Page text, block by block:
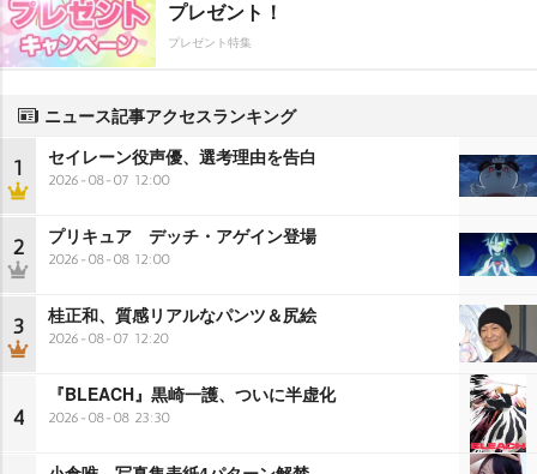
プレゼント！
プレゼント特集
ニュース記事アクセスランキング
1 セイレーン役声優、選考理由を告白
2026-08-07 12:00
2 プリキュア デッチ・アゲイン登場
2026-08-08 12:00
3 桂正和、質感リアルなパンツ＆尻絵
2026-08-07 12:20
4
『BLEACH』黒崎一護、ついに半虚化
2026-08-08 23:30